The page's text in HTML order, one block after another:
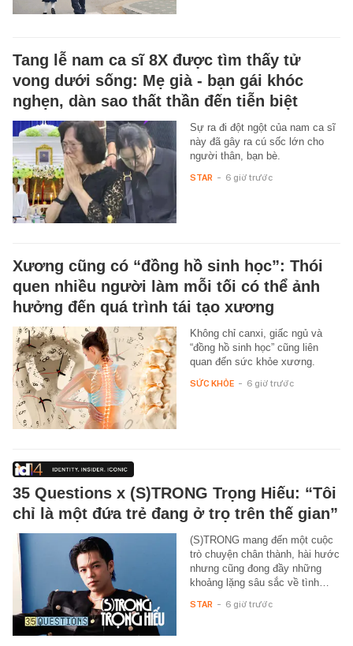
Tang lễ nam ca sĩ 8X được tìm thấy tử
vong dưới sống: Mẹ già - bạn gái khóc
nghẹn, dàn sao thất thần đến tiễn biệt
Sự ra đi đột ngột của nam ca sĩ
này đã gây ra cú sốc lớn cho
người thân, bạn bè.
STAR - 6 giờ trước
Xương cũng có “đồng hồ sinh học”: Thói
quen nhiều người làm mỗi tối có thể ảnh
hưởng đến quá trình tái tạo xương
Không chỉ canxi, giấc ngủ và
“đồng hồ sinh học” cũng liên
quan đến sức khỏe xương.
SỨC KHỎE - 6 giờ trước
35 Questions x (S)TRONG Trọng Hiếu: “Tôi
chỉ là một đứa trẻ đang ở trọ trên thế gian”
(S)TRONG mang đến một cuộc
trò chuyện chân thành, hài hước
nhưng cũng đong đầy những
khoảng lặng sâu sắc về tình…
STAR - 6 giờ trước